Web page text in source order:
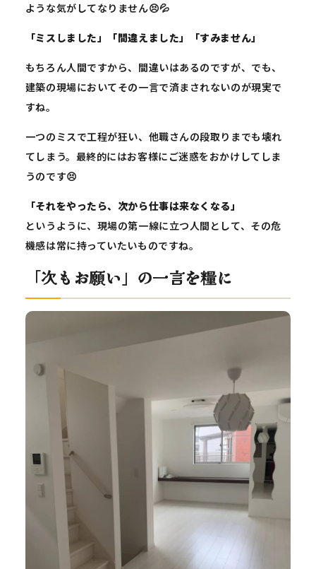
ような気がしてなりません😣💦
「ミスしました」「間違えました」「すみません」
もちろん人間ですから、間違いはあるのですが、でも、
建築の現場においてその一言で済まされないのが現実で
すね。
一つのミスで工程が狂い、他職さんの段取りまでも壊れ
てしまう。最終的にはお客様にご迷惑をおかけしてしま
うのです😣
「それをやったら、次から仕事は来なくなる」
というように、現場の第一線に立つ人間として、その危
機感は常に持っていたいものですね。
「次もお願い」の一言を糧に